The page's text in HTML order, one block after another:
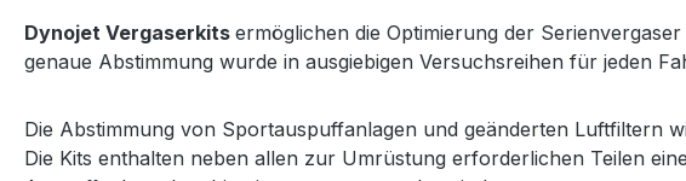
Dynojet Vergaserkits ermöglichen die Optimierung der
genaue Abstimmung wurde in ausgiebigen Versuchsreihen für jeden
Die Abstimmung von Sportauspuffanlagen und geänderten Luftfiltern
Die Kits enthalten neben allen zur Umrüstung erforderlichen Teilen eine